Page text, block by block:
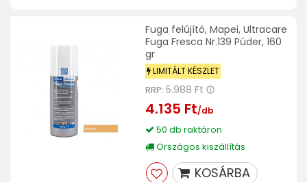
Fuga felújító, Mapei, Ultracare
Fuga Fresca Nr.139 Púder, 160
gr
LIMITÁLT KÉSZLET
RRP: 5.988 Ft
4.135 Ft/db
50 db raktáron
Országos kiszállítás
KOSÁRBA